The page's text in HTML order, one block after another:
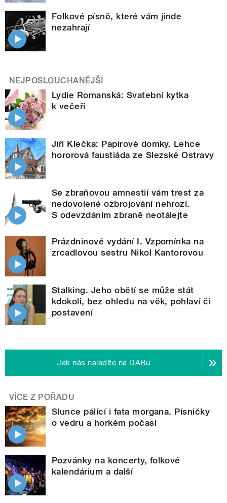
Folkové písně, které vám jinde
nezahrají
NEJPOSLOUCHANĚJŠÍ
Lydie Romanská: Svatební kytka
k večeři
Jiří Klečka: Papírové domky. Lehce
hororová faustiáda ze Slezské Ostravy
Se zbraňovou amnestií vám trest za
nedovolené ozbrojování nehrozí.
S odevzdáním zbraně neotálejte
Prázdninové vydání I. Vzpomínka na
zrcadlovou sestru Nikol Kantorovou
Stalking. Jeho obětí se může stát
kdokoli, bez ohledu na věk, pohlaví či
postavení
Jak nás naladíte na DABu
VÍCE Z POŘADU
Slunce pálící i fata morgana. Písničky
o vedru a horkém počasí
Pozvánky na koncerty, folkové
kalendárium a další